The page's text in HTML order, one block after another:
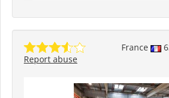
France
Report abuse